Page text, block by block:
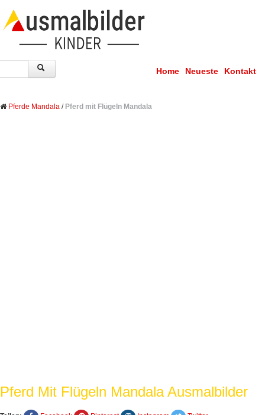
Home Neueste Kontakt
Pferde Mandala / Pferd mit Flügeln Mandala
Pferd Mit Flügeln Mandala Ausmalbilder